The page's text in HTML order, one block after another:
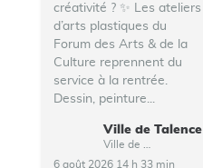
créativité ? ✨ Les ateliers
d’arts plastiques du
Forum des Arts & de la
Culture reprennent du
service à la rentrée.
Dessin, peinture...
Ville de Talence
6 août 2026 14 h 33 min